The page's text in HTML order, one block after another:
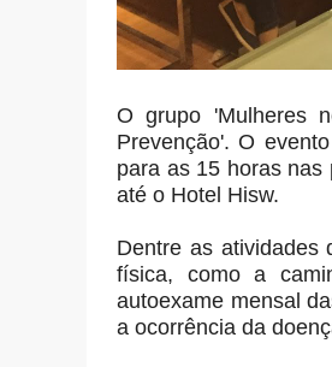
O grupo 'Mulheres
Prevenção'. O
para as 15 horas nas
até o Hotel Hisw.
Dentre as atividades
física, como a
autoexame mensal
a ocorrência da